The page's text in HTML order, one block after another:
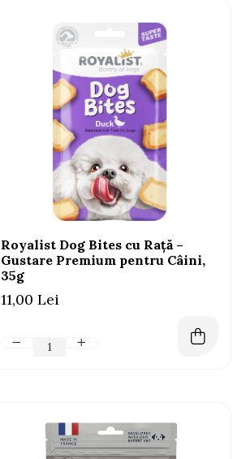
Royalist Dog Bites cu Rață –
Gustare Premium pentru Câini,
35g
11,00 Lei